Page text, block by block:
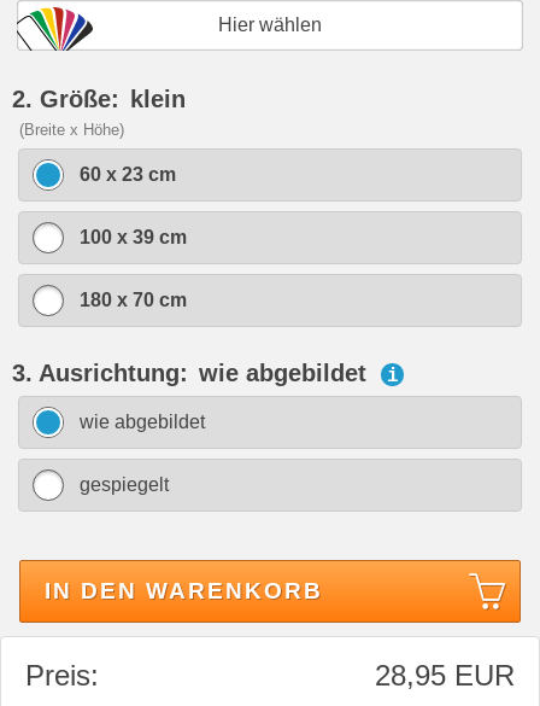
Hier wählen
2. Größe: klein
(Breite x Höhe)
60 x 23 cm
100 x 39 cm
180 x 70 cm
3. Ausrichtung: wie abgebildet i
wie abgebildet
gespiegelt
IN DEN WARENKORB
Preis: 28,95 EUR